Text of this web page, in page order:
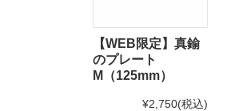
【WEB限定】真鍮
のプレート
M（125mm）
¥2,750(税込)